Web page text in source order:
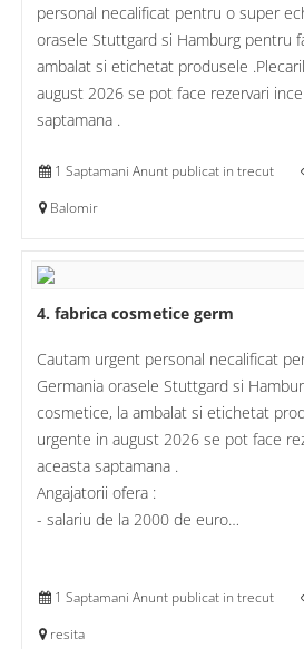
personal necalificat pentru o super
orasele Stuttgard si Hamburg pentru
ambalat si etichetat produsele
august 2026 se pot face rezervari
saptamana .
1 Saptamani Anunt publicat in trecut
Balomir
4. fabrica cosmetice germ
Cautam urgent personal necalificat
Germania orasele Stuttgard si
cosmetice, la ambalat si etichetat
urgente in august 2026 se pot face
aceasta saptamana .
Angajatorii ofera :
- salariu de la 2000 de euro…
1 Saptamani Anunt publicat in trecut
resita